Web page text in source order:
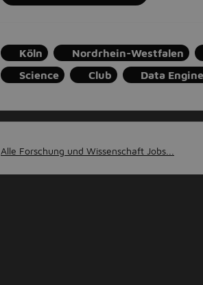
Köln Nordrhein-Westfalen
Science
Club Data
Alle Forschung und Wissenschaft Jobs...